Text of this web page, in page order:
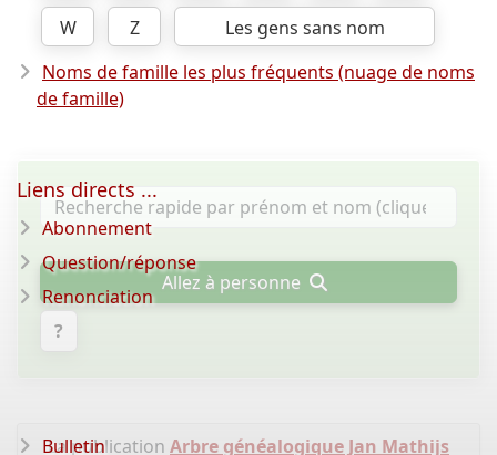
W
Z
Les gens sans nom
Noms de famille les plus fréquents (nuage de noms
de famille)
Allez à personne
?
La publication Arbre généalogique Jan Mathijs
Liens directs ...
Abonnement
Question/réponse
Renonciation
Bulletin